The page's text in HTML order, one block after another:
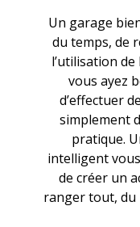
Un garage
du temps, de
l’utilisation de
vous ayez
d’effectuer
simplement
pratique.
intelligent
de créer un
ranger tout, du